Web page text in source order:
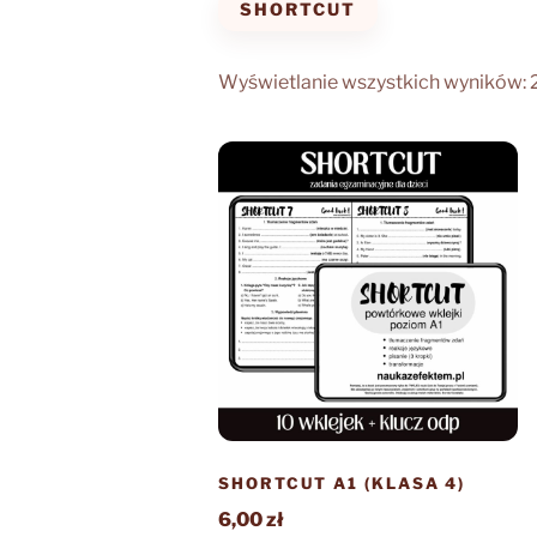
SHORTCUT
Wyświetlanie wszystkich wyników:
SHORTCUT A1 (KLASA 4)
6,00zł